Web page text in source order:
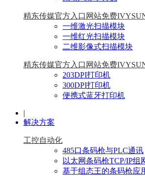
精东传媒官方入口网站免费
一维激光扫描模块
一维红光扫描模块
二维影像式扫描模块
精东传媒官方入口网站免费
203DPI打印机
300DPI打印机
便携式蓝牙打印机
|
解决方案
工控自动化
485口条码枪与PLC通讯
以太网条码枪TCP/IP组
基于组态王的条码枪应